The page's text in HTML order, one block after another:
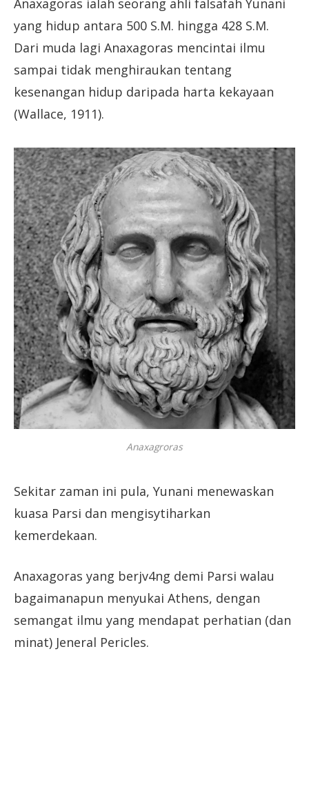
yang hidup antara 500 S.M. hingga 428 S.M.
Dari muda lagi Anaxagoras mencintai ilmu
sampai tidak menghiraukan tentang
kesenangan hidup daripada harta kekayaan
(Wallace, 1911).
Anaxagroras
Sekitar zaman ini pula, Yunani menewaskan
kuasa Parsi dan mengisytiharkan
kemerdekaan.
Anaxagoras yang berjv4ng demi Parsi walau
bagaimanapun menyukai Athens, dengan
semangat ilmu yang mendapat perhatian (dan
minat) Jeneral Pericles.